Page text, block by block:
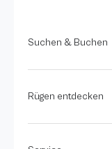
Suchen & Buchen
Rügen entdecken